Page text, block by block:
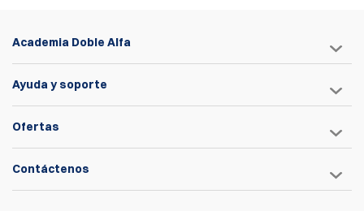
Academia Doble Alfa
Ayuda y soporte
Ofertas
Contáctenos